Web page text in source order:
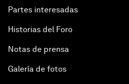
Partes interesadas
Historias del Foro
Notas de prensa
Galería de fotos